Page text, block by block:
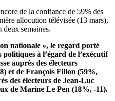
de la confiance de 59% des
allocution télévisée (13 mars),
deux semaines.
nationale », le regard porté
à l’égard de l’exécutif
auprès des électeurs
et de François Fillon (59%,
des électeurs de Jean-Luc
de Marine Le Pen (18%, -11).